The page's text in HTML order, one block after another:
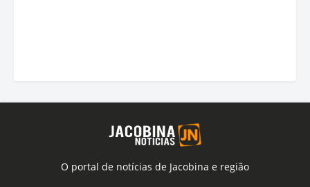
O portal de notícias de Jacobina e região